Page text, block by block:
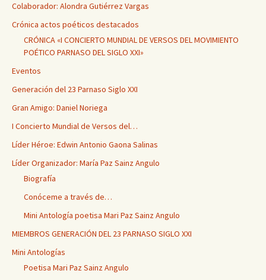
Colaborador: Alondra Gutiérrez Vargas
Crónica actos poéticos destacados
CRÓNICA «I CONCIERTO MUNDIAL DE VERSOS DEL MOVIMIENTO
POÉTICO PARNASO DEL SIGLO XXI»
Eventos
Generación del 23 Parnaso Siglo XXI
Gran Amigo: Daniel Noriega
I Concierto Mundial de Versos del…
Líder Héroe: Edwin Antonio Gaona Salinas
Líder Organizador: María Paz Sainz Angulo
Biografía
Conóceme a través de…
Mini Antología poetisa Mari Paz Sainz Angulo
MIEMBROS GENERACIÓN DEL 23 PARNASO SIGLO XXI
Mini Antologías
Poetisa Mari Paz Sainz Angulo